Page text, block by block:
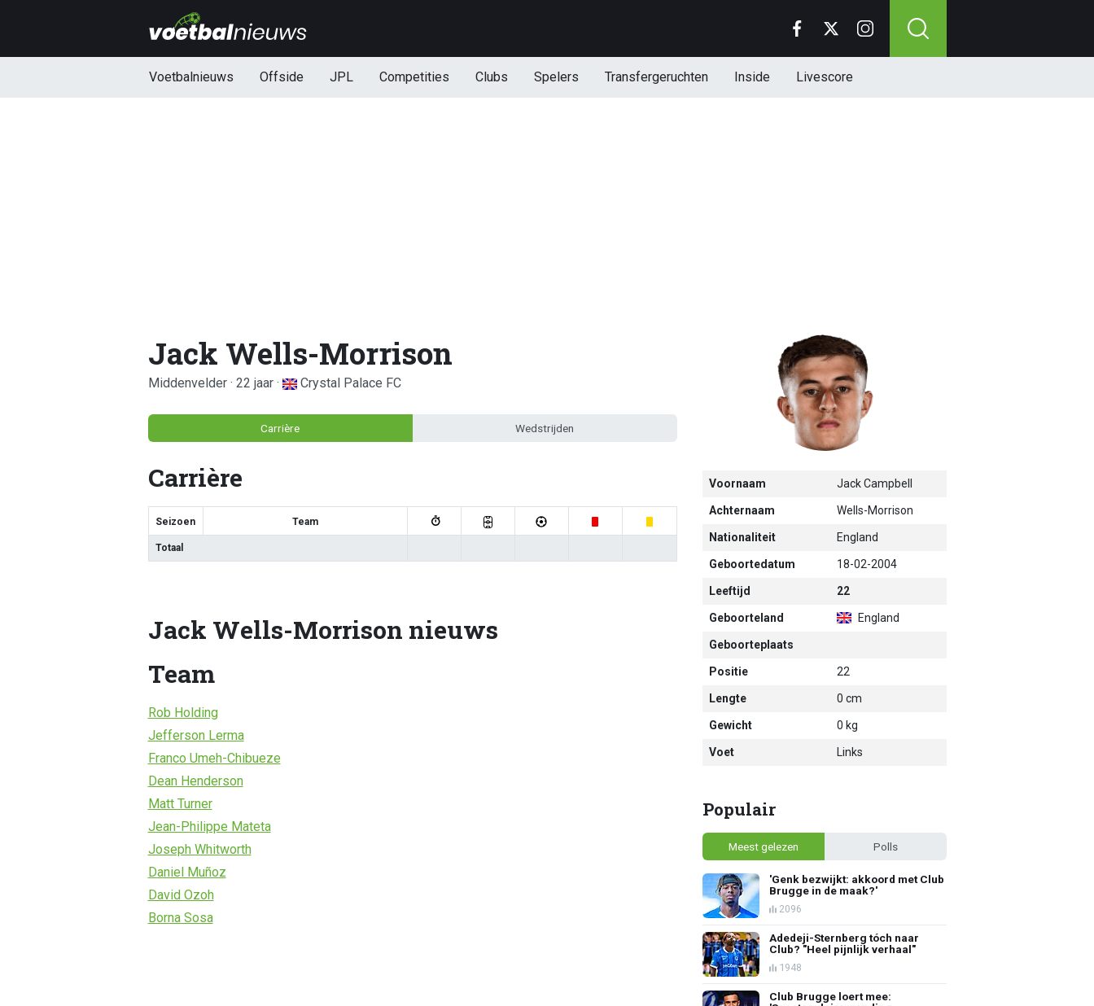
Voetbalnieuws Offside JPL Competities Clubs Spelers Transfergeruchten Inside Livescore
Jack Wells-Morrison
Middenvelder · 22 jaar · Crystal Palace FC
Carrière Wedstrijden
Carrière
Seizoen Team
Totaal
Jack Wells-Morrison nieuws
Team
Rob Holding
Jefferson Lerma
Franco Umeh-Chibueze
Dean Henderson
Matt Turner
Jean-Philippe Mateta
Joseph Whitworth
Daniel Muñoz
David Ozoh
Borna Sosa
Voornaam Jack Campbell
Achternaam Wells-Morrison
Nationaliteit England
Geboortedatum 18-02-2004
Leeftijd 22
Geboorteland England
Geboorteplaats
Positie 22
Lengte 0 cm
Gewicht 0 kg
Voet Links
Populair
Meest gelezen Polls
'Genk bezwijkt: akkoord met Club
Brugge in de maak?'
2096
Adedeji-Sternberg tóch naar
Club? "Heel pijnlijk verhaal"
1948
Club Brugge loert mee: